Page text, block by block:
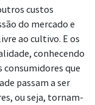
custos
do mercado e
ao cultivo. E os
conhecendo
consumidores que
passam a ser
ou seja, tornam-